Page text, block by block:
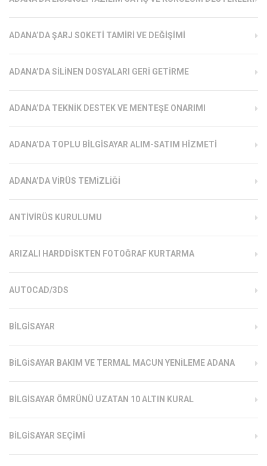
ADANA’DA ŞARJ SOKETI TAMIRI VE DEĞIŞIMI
ADANA’DA SILINEN DOSYALARI GERI GETIRME
ADANA’DA TEKNIK DESTEK VE MENTEŞE ONARIMI
ADANA’DA TOPLU BILGISAYAR ALIM-SATIM HIZMETI
ADANA’DA VIRÜS TEMIZLIĞI
ANTIVIRÜS KURULUMU
ARIZALI HARDDISKTEN FOTOĞRAF KURTARMA
AUTOCAD/3DS
BILGISAYAR
BILGISAYAR BAKIM VE TERMAL MACUN YENILEME ADANA
BILGISAYAR ÖMRÜNÜ UZATAN 10 ALTIN KURAL
BILGISAYAR SEÇIMI